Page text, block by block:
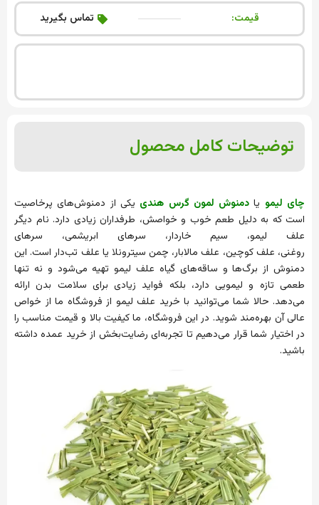
قیمت: تماس بگیرید
توضیحات کامل محصول
چای لیمو یا دمنوش لمون گرس هندی یکی از دمنوش‌های پرخاصیت
است که به دلیل طعم خوب و خواصش، طرفداران زیادی دارد. نام دیگر
علف لیمو، سیم خاردار، سرهای ابریشمی، سرهای
روغنی، علف کوچین، علف مالابار، چمن سیترونلا یا علف تب‌دار است. این
دمنوش از برگ‌ها و ساقه‌های گیاه علف لیمو تهیه می‌شود و نه تنها
طعمی تازه و لیمویی دارد، بلکه فواید زیادی برای سلامت بدن ارائه
می‌دهد. حالا شما می‌توانید با خرید علف لیمو از فروشگاه ما از خواص
عالی آن بهره‌مند شوید. در این فروشگاه، ما کیفیت بالا و قیمت مناسب را
در اختیار شما قرار می‌دهیم تا تجربه‌ای رضایت‌بخش از خرید عمده داشته
باشید.